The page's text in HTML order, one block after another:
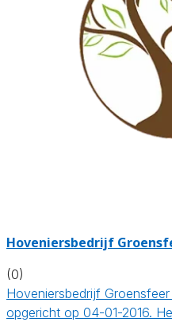
Hoveniersbedrijf
(0)
Hoveniersbedrijf
opgericht op 04-01-2016.